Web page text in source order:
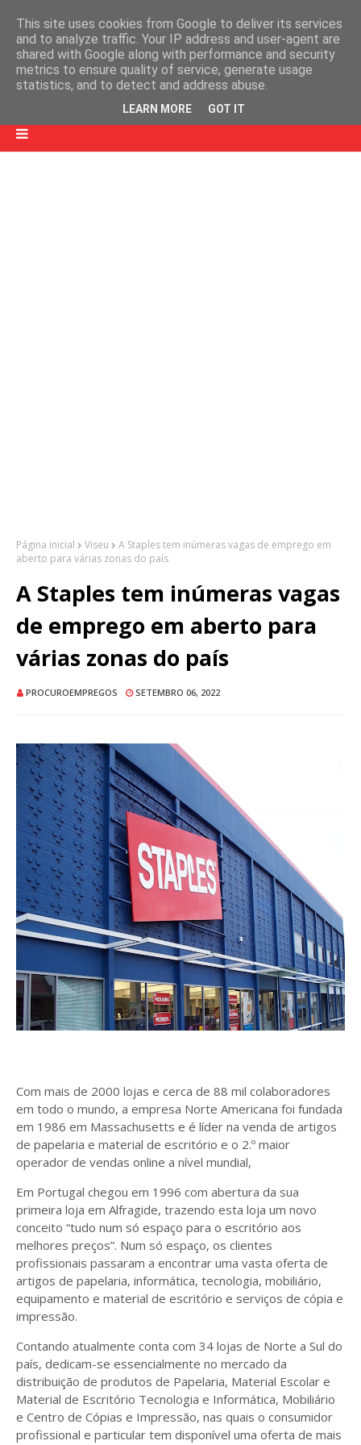
Página inicial Viseu
A Staples tem inúmeras vagas de emprego em
aberto para várias zonas do país
A Staples tem inúmeras vagas
de emprego em aberto para
várias zonas do país
PROCUROEMPREGOS SETEMBRO 06, 2022
Com mais de 2000 lojas e cerca de 88 mil colaboradores
em todo o mundo, a empresa Norte Americana foi fundada
em 1986 em Massachusetts e é líder na venda de artigos
de papelaria e material de escritório e o 2.º maior
operador de vendas online a nível mundial,
Em Portugal chegou em 1996 com abertura da sua
primeira loja em Alfragide, trazendo esta loja um novo
conceito “tudo num só espaço para o escritório aos
melhores preços”. Num só espaço, os clientes
profissionais passaram a encontrar uma vasta oferta de
artigos de papelaria, informática, tecnologia, mobiliário,
equipamento e material de escritório e serviços de cópia e
impressão.
Contando atualmente conta com 34 lojas de Norte a Sul do
país, dedicam-se essencialmente no mercado da
distribuição de produtos de Papelaria, Material Escolar e
Material de Escritório Tecnologia e Informática, Mobiliário
e Centro de Cópias e Impressão, nas quais o consumidor
profissional e particular tem disponível uma oferta de mais
This site uses cookies from Google to deliver its services
and to analyze traffic. Your IP address and user-agent are
shared with Google along with performance and security
metrics to ensure quality of service, generate usage
statistics, and to detect and address abuse.
LEARN MORE GOT IT